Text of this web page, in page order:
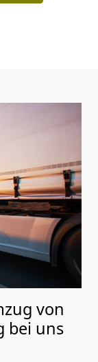
von
bei uns